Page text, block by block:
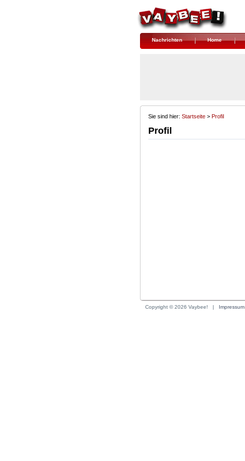
Nachrichten Home
Sie sind hier: Startseite > Profil
Profil
Copyright © 2026 Vaybee! | Impressum